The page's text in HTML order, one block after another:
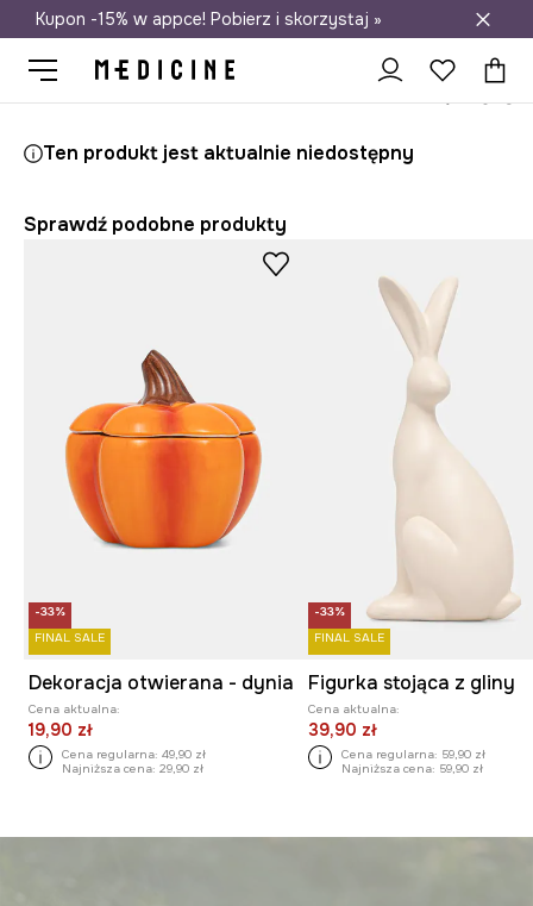
Darmowa dostawa do salonów
Kupon -15% w appce! Pobierz i skorzystaj »
Ten produkt jest aktualnie niedostępny
Sprawdź podobne produkty
-33%
FINAL SALE
Dekoracja otwierana - dynia
Cena aktualna:
19,90 zł
Cena regularna: 49,90 zł
Najniższa cena: 29,90 zł
-33%
FINAL SALE
Figurka stojąca z gliny
Cena aktualna:
39,90 zł
Cena regularna: 59,90 zł
Najniższa cena: 59,90 zł